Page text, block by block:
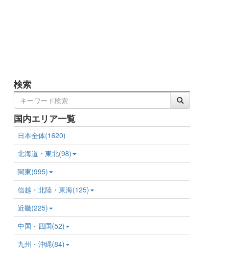
検索
国内エリア一覧
日本全体(1620)
北海道・東北(98)
関東(995)
信越・北陸・東海(125)
近畿(225)
中国・四国(52)
九州・沖縄(84)